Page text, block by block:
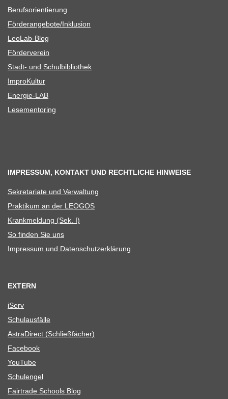
Berufs­ori­en­tie­rung
Förderangebote/​​Inklusion
Leo­Lab-Blog
För­der­ver­ein
Stadt- und Schulbibliothek
Impro­Kul­tur
Ener­­gie-LAB
Lese­men­to­ring
IMPRESSUM, KONTAKT UND RECHTLICHE HINWEISE
Sekre­ta­riate und Verwaltung
Prak­ti­kum an der LEOGOS
Krank­mel­dung (Sek. I)
So fin­den Sie uns
Impres­sum und Datenschutzerklärung
EXTERN
iServ
Schul­aus­fälle
Astra­Di­rect (Schließ­fä­cher)
Face­book
You­Tube
Schul­en­gel
Fair­trade Schools Blog